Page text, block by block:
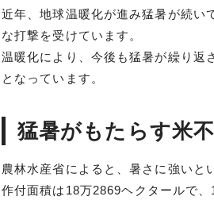
近年、地球温暖化が進み猛暑が続い
な打撃を受けています。
温暖化により、今後も猛暑が繰り返
となっています。
猛暑がもたらす米
農林水産省によると、暑さに強いと
作付面積は18万2869ヘクタールで